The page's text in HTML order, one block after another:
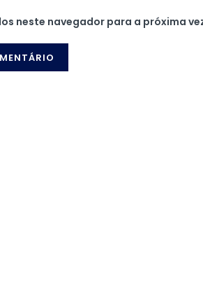
neste navegador para a próxima